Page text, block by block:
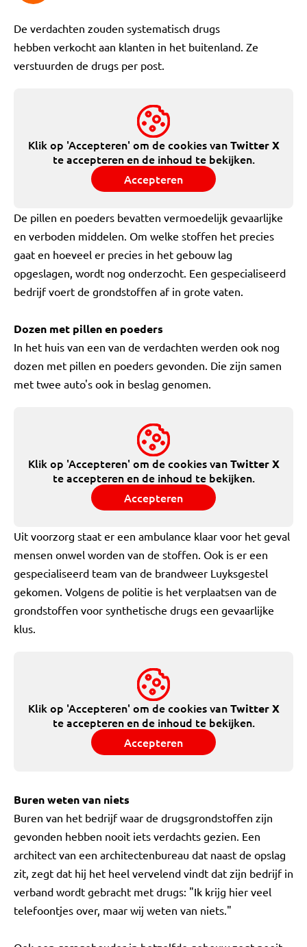
De verdachten zouden systematisch drugs
hebben verkocht aan klanten in het buitenland. Ze
verstuurden de drugs per post.
Klik op 'Accepteren' om de cookies vanTwitter X
te accepteren en de inhoud te bekijken.
Accepteren
De pillen en poeders bevatten vermoedelijk gevaarlijke
en verboden middelen. Om welke stoffen het precies
gaat en hoeveel er precies in het gebouw lag
opgeslagen, wordt nog onderzocht. Een gespecialiseerd
bedrijf voert de grondstoffen af in grote vaten.
Dozen met pillen en poeders
In het huis van een van de verdachten werden ook nog
dozen met pillen en poeders gevonden. Die zijn samen
met twee auto's ook in beslag genomen.
Klik op 'Accepteren' om de cookies vanTwitter X
te accepteren en de inhoud te bekijken.
Accepteren
Uit voorzorg staat er een ambulance klaar voor het geval
mensen onwel worden van de stoffen. Ook is er een
gespecialiseerd team van de brandweer Luyksgestel
gekomen. Volgens de politie is het verplaatsen van de
grondstoffen voor synthetische drugs een gevaarlijke
klus.
Klik op 'Accepteren' om de cookies vanTwitter X
te accepteren en de inhoud te bekijken.
Accepteren
Buren weten van niets
Buren van het bedrijf waar de drugsgrondstoffen zijn
gevonden hebben nooit iets verdachts gezien. Een
architect van een architectenbureau dat naast de opslag
zit, zegt dat hij het heel vervelend vindt dat zijn bedrijf in
verband wordt gebracht met drugs: "Ik krijg hier veel
telefoontjes over, maar wij weten van niets."